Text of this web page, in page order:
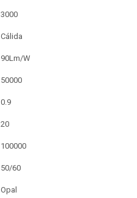
3000
Cálida
90Lm/W
50000
0.9
20
100000
50/60
Opal